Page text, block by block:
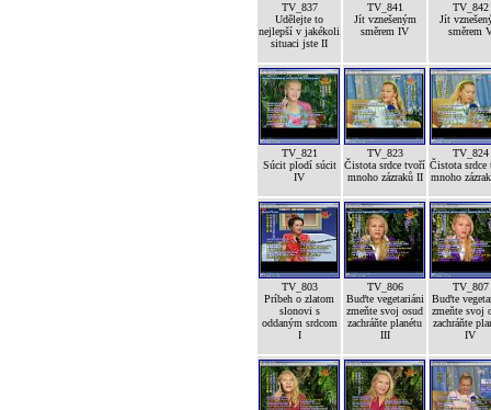
TV_837
Udělejte to
nejlepší v jakékoli
situaci jste II
TV_841
Jít vznešeným
směrem IV
TV_842
Jít
směrem
TV_821
Súcit plodí súcit
IV
TV_823
Čistota srdce tvoří
mnoho zázraků II
TV_824
Čistota srdce
mnoho
TV_803
Príbeh o zlatom
slonovi s
oddaným srdcom
I
TV_806
Buďte vegetariáni
zmeňte svoj osud
zachráňte planétu
III
TV_807
Buďte
zmeňte svoj
zachráňte
IV